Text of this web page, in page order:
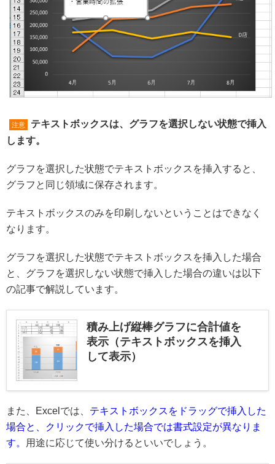
注意
テキストボックスは、グラフを選択しない状態で挿入
します。
グラフを選択した状態でテキストボックスを挿入すると、
グラフと同じ領域に保存されます。
テキストボックスのみを印刷しないということはできなく
なります。
グラフを選択した状態でテキストボックスを挿入した場合
と、グラフを選択しない状態で挿入した場合の違いは以下
の記事で解説しています。
積み上げ縦棒グラフに合計値を
表示（テキストボックスを挿入
して表示）
また、Excelでは、 テキストボックスをドラッグで挿入した
場合と、クリックで挿入した場合では書式設定が異なりま
す。
用途に応じて使い分けるといいでしょう。